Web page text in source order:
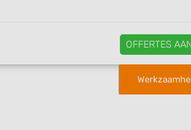
OFFERTES